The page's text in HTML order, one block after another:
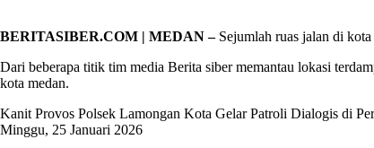
BERITASIBER.COM | MEDAN –Sejumlah ruas jalan di
Dari beberapa titik tim media Berita siber memantau lokasi
kota medan.
Kanit Provos Polsek Lamongan Kota Gelar Patroli Dialogis di
Minggu, 25 Januari 2026